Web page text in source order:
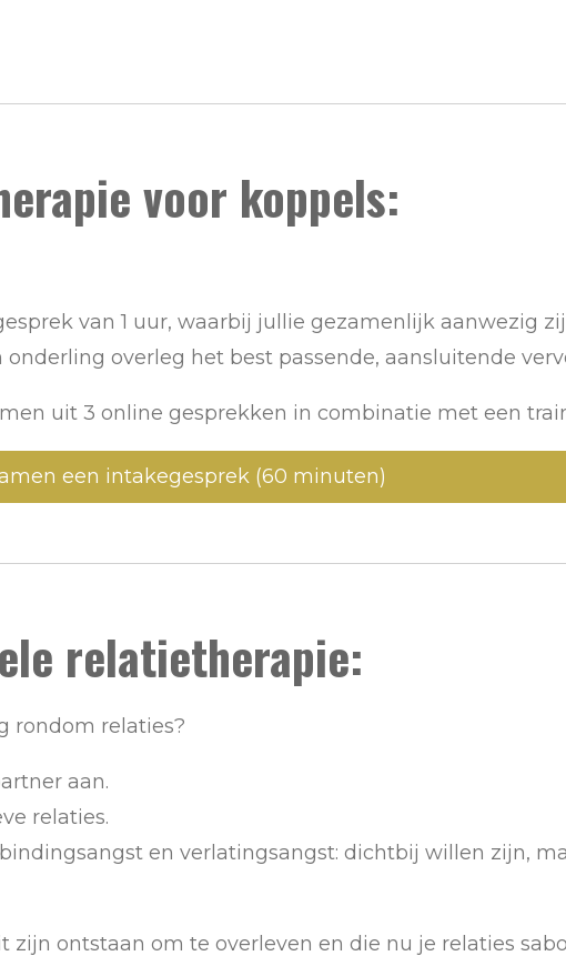
voor koppels:
van 1 uur, waarbij jullie gezamenlijk aanwezig
overleg het best passende, aansluitende
uit 3 online gesprekken in combinatie met een
een intakegesprek (60 minuten)
relatietherapie:
rondom relaties?
aan.
relaties.
en verlatingsangst: dichtbij willen zijn,
zijn ontstaan om te overleven en die nu je relaties